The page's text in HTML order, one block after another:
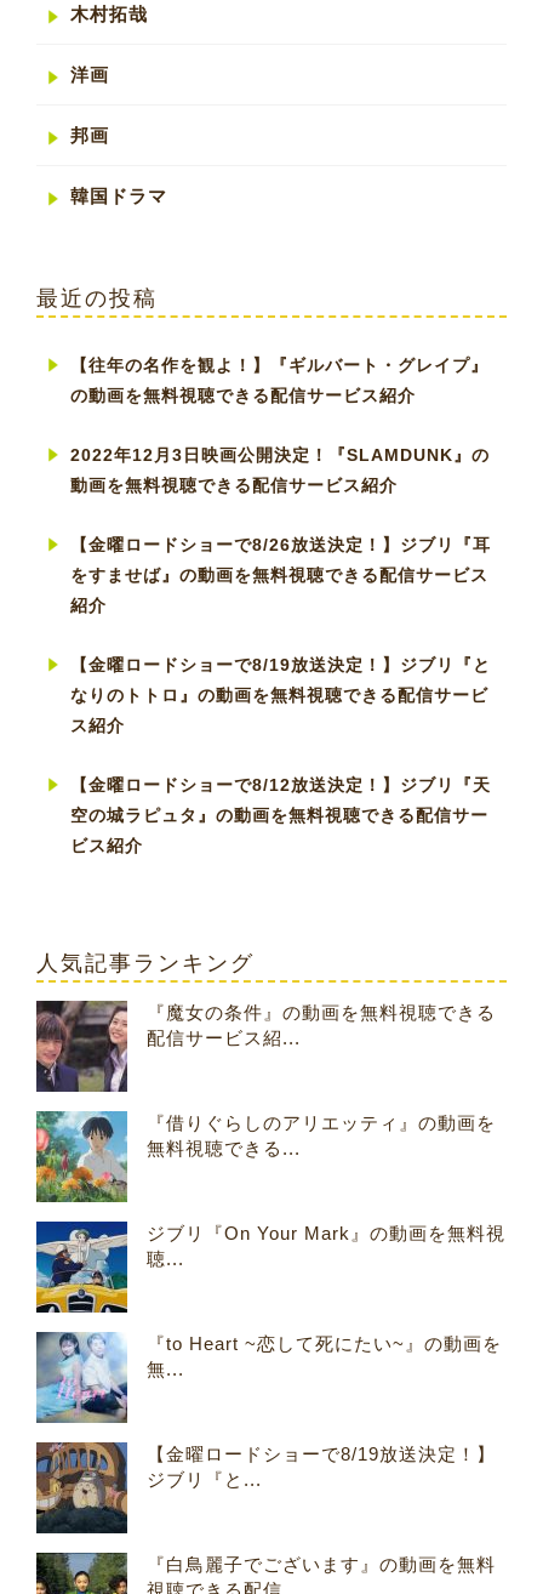
木村拓哉
洋画
邦画
韓国ドラマ
最近の投稿
【往年の名作を観よ！】『ギルバート・グレイプ』
の動画を無料視聴できる配信サービス紹介
2022年12月3日映画公開決定！『SLAMDUNK』の
動画を無料視聴できる配信サービス紹介
【金曜ロードショーで8/26放送決定！】ジブリ『耳
をすませば』の動画を無料視聴できる配信サービス
紹介
【金曜ロードショーで8/19放送決定！】ジブリ『と
なりのトトロ』の動画を無料視聴できる配信サービ
ス紹介
【金曜ロードショーで8/12放送決定！】ジブリ『天
空の城ラピュタ』の動画を無料視聴できる配信サー
ビス紹介
人気記事ランキング
『魔女の条件』の動画を無料視聴できる
配信サービス紹...
『借りぐらしのアリエッティ』の動画を
無料視聴できる...
ジブリ『On Your Mark』の動画を無料視
聴...
『to Heart ~恋して死にたい~』の動画を
無...
【金曜ロードショーで8/19放送決定！】
ジブリ『と...
『白鳥麗子でございます』の動画を無料
視聴できる配信...